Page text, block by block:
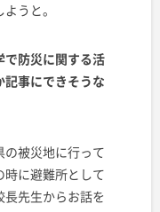
うと。
で防災に関する活
事にできそうな
の被災地に行って
時に避難所として
先生からお話を